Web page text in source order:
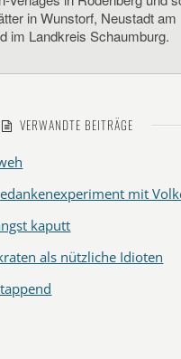
in Wunstorf, Neustadt am
im Landkreis Schaumburg.
VERWANDTE BEITRÄGE
mit
kaputt
als nützliche Idioten